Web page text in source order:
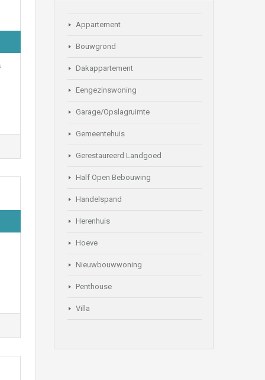
Appartement
Bouwgrond
Dakappartement
Eengezinswoning
Garage/Opslagruimte
Gemeentehuis
Gerestaureerd Landgoed
Half Open Bebouwing
Handelspand
Herenhuis
Hoeve
Nieuwbouwwoning
Penthouse
Villa